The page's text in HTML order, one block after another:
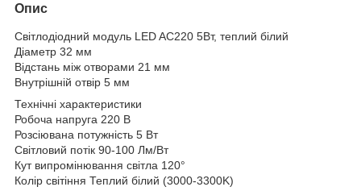
Опис
Світлодіодний модуль LED AC220 5Вт, теплий білий
Діаметр 32 мм
Відстань між отворами 21 мм
Внутрішній отвір 5 мм
Технічні характеристики
Робоча напруга 220 В
Розсіювана потужність 5 Вт
Світловий потік 90-100 Лм/Вт
Кут випромінювання світла 120°
Колір світіння Теплий білий (3000-3300K)